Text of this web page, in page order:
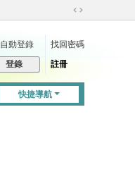
切
到
自動登錄
找回密碼
登錄 註冊
快捷導航